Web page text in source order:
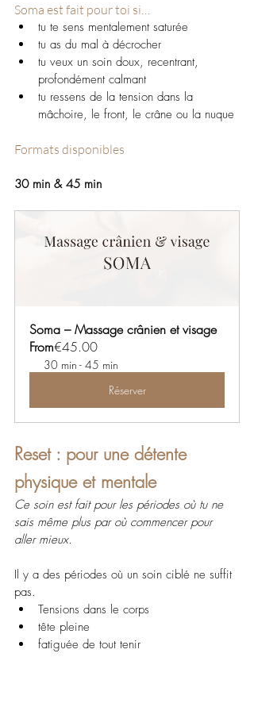
Soma est fait pour toi si…
tu te sens mentalement saturée
tu as du mal à décrocher
tu veux un soin doux, recentrant,
profondément calmant
tu ressens de la tension dans la
mâchoire, le front, le crâne ou la nuque
Formats disponibles
30 min & 45 min
Soma – Massage crânien et visage
From€45.00
30 min - 45 min
Réserver
Reset : pour une détente
physique et mentale
Ce soin est fait pour les périodes où tu ne
sais même plus par où commencer pour
aller mieux.
Il y a des périodes où un soin ciblé ne suffit
pas.
Tensions dans le corps
tête pleine
fatiguée de tout tenir